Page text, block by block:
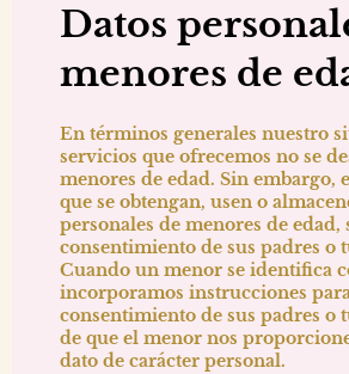
Datos
menores de
En términos generales nuestro
servicios que ofrecemos no se
menores de edad. Sin embargo,
que se obtengan, usen o
personales de menores de edad,
consentimiento de sus padres o
Cuando un menor se identifica
incorporamos instrucciones
consentimiento de sus padres o
de que el menor nos
dato de carácter personal.